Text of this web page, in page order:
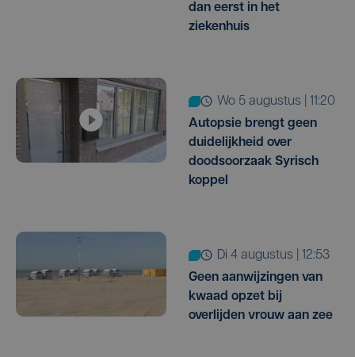
dan eerst in het
ziekenhuis
wo 5 augustus | 11:20
Autopsie brengt geen
duidelijkheid over
doodsoorzaak Syrisch
koppel
di 4 augustus | 12:53
Geen aanwijzingen van
kwaad opzet bij
overlijden vrouw aan zee